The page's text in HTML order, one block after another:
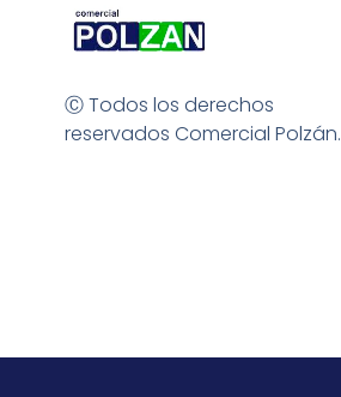
Ⓒ Todos los derechos
reservados Comercial Polzán.